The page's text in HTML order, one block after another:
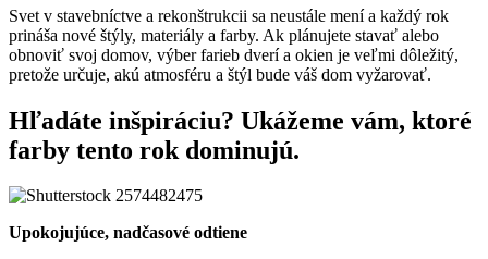
Svet v stavebníctve a rekonštrukcii sa neustále mení a každý rok
prináša nové štýly, materiály a farby. Ak plánujete stavať alebo
obnoviť svoj domov, výber farieb dverí a okien je veľmi dôležitý,
pretože určuje, akú atmosféru a štýl bude váš dom vyžarovať.
Hľadáte inšpiráciu? Ukážeme vám, ktoré
farby tento rok dominujú.
Upokojujúce, nadčasové odtiene